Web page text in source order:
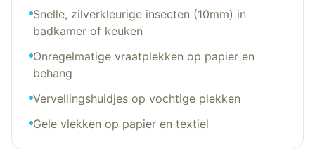
Snelle, zilverkleurige insecten (10mm) in
badkamer of keuken
Onregelmatige vraatplekken op papier en
behang
Vervellingshuidjes op vochtige plekken
Gele vlekken op papier en textiel